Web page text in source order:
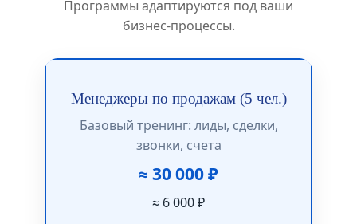
Программы адаптируются под ваши
бизнес-процессы.
Менеджеры по продажам (5 чел.)
Базовый тренинг: лиды, сделки,
звонки, счета
≈ 30 000 ₽
≈ 6 000 ₽